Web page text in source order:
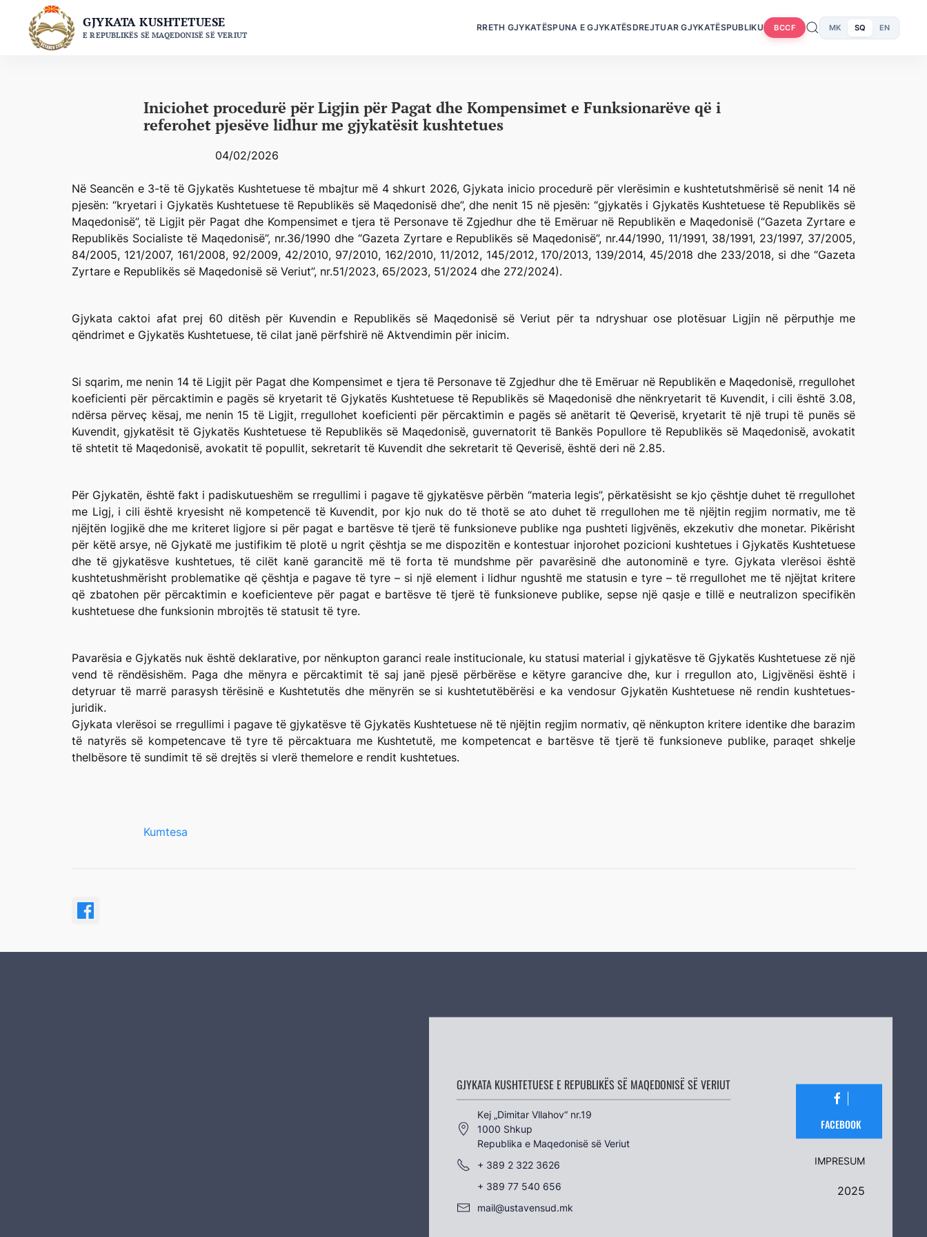
content
GJYKATA KUSHTETUESE
E REPUBLIKËS SË MAQEDONISË SË VERIUT
RRETH GJYKATËSPUNA E GJYKATËSDREJTUAR GJYKATËSPUBLIKU BCCF MK SQ EN
Iniciohet procedurë për Ligjin për Pagat dhe Kompensimet e Funksionarëve që i
referohet pjesëve lidhur me gjykatësit kushtetues
04/02/2026
Në Seancën e 3-të të Gjykatës Kushtetuese të mbajtur më 4 shkurt 2026, Gjykata inicio procedurë për vlerësimin e kushtetutshmërisë së nenit 14 në
pjesën: “kryetari i Gjykatës Kushtetuese të Republikës së Maqedonisë dhe”, dhe nenit 15 në pjesën: “gjykatës i Gjykatës Kushtetuese të Republikës së
Maqedonisë”, të Ligjit për Pagat dhe Kompensimet e tjera të Personave të Zgjedhur dhe të Emëruar në Republikën e Maqedonisë (“Gazeta Zyrtare e
Republikës Socialiste të Maqedonisë”, nr.36/1990 dhe “Gazeta Zyrtare e Republikës së Maqedonisë”, nr.44/1990, 11/1991, 38/1991, 23/1997, 37/2005,
84/2005, 121/2007, 161/2008, 92/2009, 42/2010, 97/2010, 162/2010, 11/2012, 145/2012, 170/2013, 139/2014, 45/2018 dhe 233/2018, si dhe “Gazeta
Zyrtare e Republikës së Maqedonisë së Veriut”, nr.51/2023, 65/2023, 51/2024 dhe 272/2024).
Gjykata caktoi afat prej 60 ditësh për Kuvendin e Republikës së Maqedonisë së Veriut për ta ndryshuar ose plotësuar Ligjin në përputhje me
qëndrimet e Gjykatës Kushtetuese, të cilat janë përfshirë në Aktvendimin për inicim.
Si sqarim, me nenin 14 të Ligjit për Pagat dhe Kompensimet e tjera të Personave të Zgjedhur dhe të Emëruar në Republikën e Maqedonisë, rregullohet
koeficienti për përcaktimin e pagës së kryetarit të Gjykatës Kushtetuese të Republikës së Maqedonisë dhe nënkryetarit të Kuvendit, i cili është 3.08,
ndërsa përveç kësaj, me nenin 15 të Ligjit, rregullohet koeficienti për përcaktimin e pagës së anëtarit të Qeverisë, kryetarit të një trupi të punës së
Kuvendit, gjykatësit të Gjykatës Kushtetuese të Republikës së Maqedonisë, guvernatorit të Bankës Popullore të Republikës së Maqedonisë, avokatit
të shtetit të Maqedonisë, avokatit të popullit, sekretarit të Kuvendit dhe sekretarit të Qeverisë, është deri në 2.85.
Për Gjykatën, është fakt i padiskutueshëm se rregullimi i pagave të gjykatësve përbën “materia legis”, përkatësisht se kjo çështje duhet të rregullohet
me Ligj, i cili është kryesisht në kompetencë të Kuvendit, por kjo nuk do të thotë se ato duhet të rregullohen me të njëjtin regjim normativ, me të
njëjtën logjikë dhe me kriteret ligjore si për pagat e bartësve të tjerë të funksioneve publike nga pushteti ligjvënës, ekzekutiv dhe monetar. Pikërisht
për këtë arsye, në Gjykatë me justifikim të plotë u ngrit çështja se me dispozitën e kontestuar injorohet pozicioni kushtetues i Gjykatës Kushtetuese
dhe të gjykatësve kushtetues, të cilët kanë garancitë më të forta të mundshme për pavarësinë dhe autonominë e tyre. Gjykata vlerësoi është
kushtetushmërisht problematike që çështja e pagave të tyre – si një element i lidhur ngushtë me statusin e tyre – të rregullohet me të njëjtat kritere
që zbatohen për përcaktimin e koeficienteve për pagat e bartësve të tjerë të funksioneve publike, sepse një qasje e tillë e neutralizon specifikën
kushtetuese dhe funksionin mbrojtës të statusit të tyre.
Pavarësia e Gjykatës nuk është deklarative, por nënkupton garanci reale institucionale, ku statusi material i gjykatësve të Gjykatës Kushtetuese zë një
vend të rëndësishëm. Paga dhe mënyra e përcaktimit të saj janë pjesë përbërëse e këtyre garancive dhe, kur i rregullon ato, Ligjvënësi është i
detyruar të marrë parasysh tërësinë e Kushtetutës dhe mënyrën se si kushtetutëbërësi e ka vendosur Gjykatën Kushtetuese në rendin kushtetues-
juridik.
Gjykata vlerësoi se rregullimi i pagave të gjykatësve të Gjykatës Kushtetuese në të njëjtin regjim normativ, që nënkupton kritere identike dhe barazim
të natyrës së kompetencave të tyre të përcaktuara me Kushtetutë, me kompetencat e bartësve të tjerë të funksioneve publike, paraqet shkelje
thelbësore të sundimit të së drejtës si vlerë themelore e rendit kushtetues.
Kumtesa
GJYKATA KUSHTETUESE E REPUBLIKËS SË MAQEDONISË SË VERIUT
Kеј „Dimitar Vllahov“ nr.19
1000 Shkup
Republika e Maqedonisë së Veriut
+ 389 2 322 3626
+ 389 77 540 656
mail@ustavensud.mk
FACEBOOK
IMPRESUM
2025